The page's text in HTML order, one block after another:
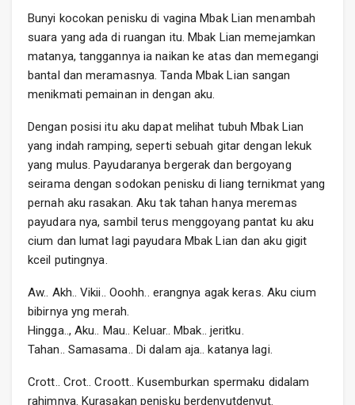
Bunyi kocokan penisku di vagina Mbak Lian menambah
suara yang ada di ruangan itu. Mbak Lian memejamkan
matanya, tanggannya ia naikan ke atas dan memegangi
bantal dan meramasnya. Tanda Mbak Lian sangan
menikmati pemainan in dengan aku.
Dengan posisi itu aku dapat melihat tubuh Mbak Lian
yang indah ramping, seperti sebuah gitar dengan lekuk
yang mulus. Payudaranya bergerak dan bergoyang
seirama dengan sodokan penisku di liang ternikmat yang
pernah aku rasakan. Aku tak tahan hanya meremas
payudara nya, sambil terus menggoyang pantat ku aku
cium dan lumat lagi payudara Mbak Lian dan aku gigit
kceil putingnya.
Aw.. Akh.. Vikii.. Ooohh.. erangnya agak keras. Aku cium
bibirnya yng merah.
Hingga.., Aku.. Mau.. Keluar.. Mbak.. jeritku.
Tahan.. Samasama.. Di dalam aja.. katanya lagi.
Crott.. Crot.. Croott.. Kusemburkan spermaku didalam
rahimnya. Kurasakan penisku berdenyutdenyut.